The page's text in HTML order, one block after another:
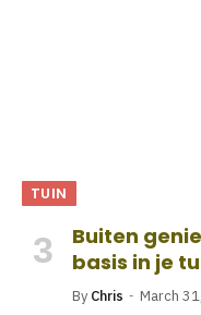
TUIN
Buiten
basis in je
By Chris March